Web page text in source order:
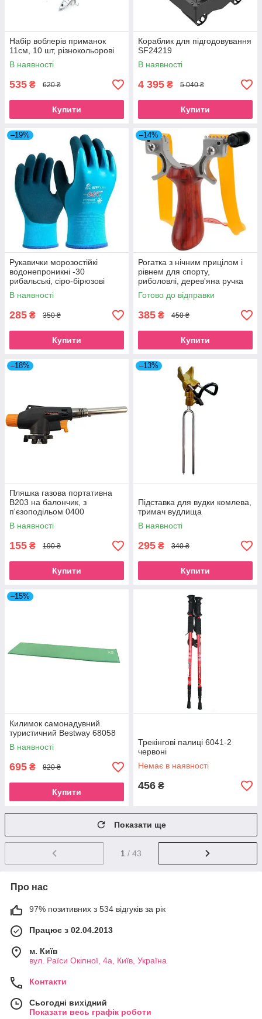
Набір воблерів приманок
11см, 10 шт, різнокольорові
В наявності
535 ₴ 620 ₴
Купити
Кораблик для підгодовування
SF24219
В наявності
4 395 ₴ 5 040 ₴
Купити
–19%
Рукавички морозостійкі
водонепроникні -30
рибальські, сіро-бірюзові
В наявності
285 ₴ 350 ₴
Купити
–14%
Рогатка з нічним прицілом і
рівнем для спорту,
риболовлі, дерев'яна ручка
Готово до відправки
385 ₴ 450 ₴
Купити
–18%
Пляшка газова портативна
B203 на балончик, з
п'єзоподільом 0400
В наявності
155 ₴ 190 ₴
Купити
–13%
Підставка для вудки комлева,
тримач вудлища
В наявності
295 ₴ 340 ₴
Купити
–15%
Килимок самонадувний
туристичний Bestway 68058
В наявності
695 ₴ 820 ₴
Купити
Трекінгові палиці 6041-2
червоні
Немає в наявності
456 ₴
Показати ще
1 / 43
Про нас
97% позитивних з 534 відгуків за рік
Працює з 02.04.2013
м. Київ
вул. Раїси Окіпної, 4а, Київ, Україна
Контакти
Сьогодні вихідний
Показати весь графік роботи